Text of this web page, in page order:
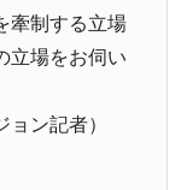
牽制する立場
立場をお伺い
ョン記者）